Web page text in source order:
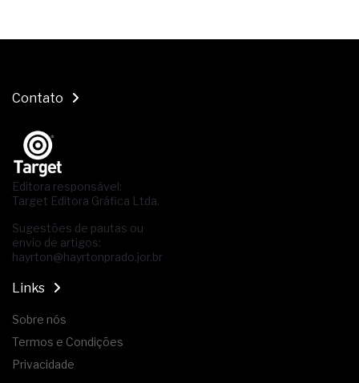
Contato
Editora responsável:
Target Editora Gráfica Ltda.
Sugestões de pautas ou
envio de artigos:
hayrton@hayrtonprado.jor.br
Links
Sobre nós
Termos e Condições
Privacidade